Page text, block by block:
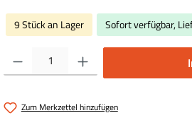
9 Stück an Lager Sofort verfügbar,
Produkt Anzahl: Gib den gewünschten
Zum Merkzettel hinzufügen